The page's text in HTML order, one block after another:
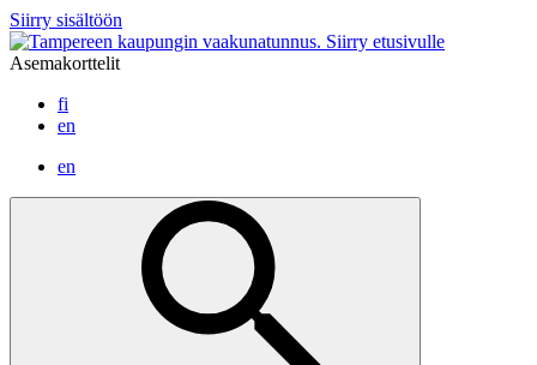
Siirry sisältöön
Siirry etusivulle
Asemakorttelit
fi
en
en